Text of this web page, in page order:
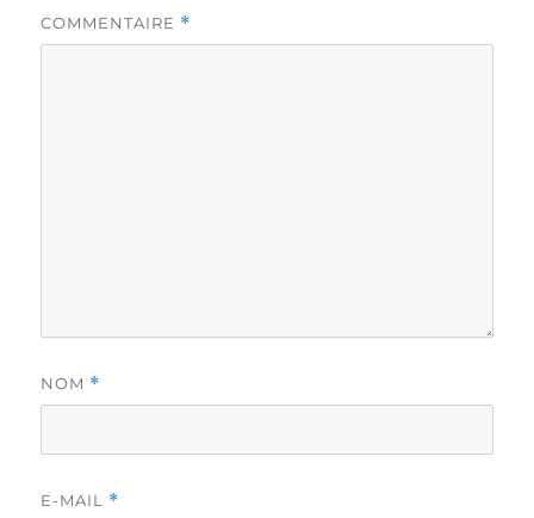
COMMENTAIRE *
NOM *
E-MAIL *